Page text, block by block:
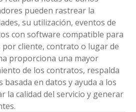
pueden rastrear la
su utilización, eventos de
con software compatible para
cliente, contrato o lugar de
proporciona una mayor
de los contratos, respalda
basada en datos y ayuda a los
la calidad del servicio y generar